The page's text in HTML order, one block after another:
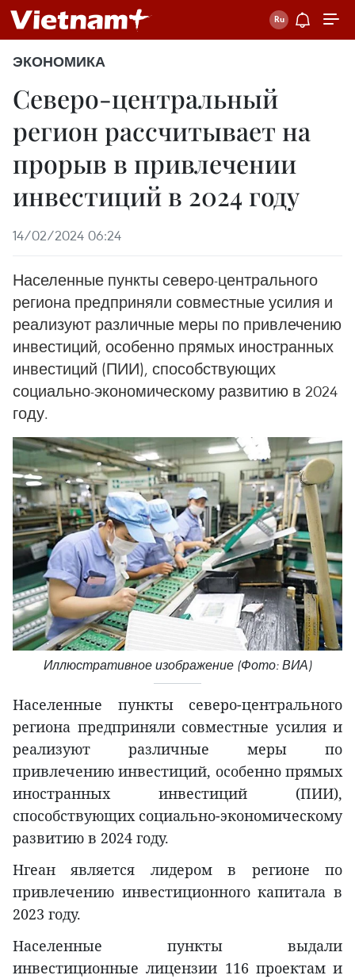
ЭКОНОМИКА
Северо-центральный
регион рассчитывает на
прорыв в привлечении
инвестиций в 2024 году
14/02/2024 06:24
Населенные пункты северо-центрального
региона предприняли совместные усилия и
реализуют различные меры по привлечению
инвестиций, особенно прямых иностранных
инвестиций (ПИИ), способствующих
социально-экономическому развитию в 2024
году.
Иллюстративное изображение (Фото: ВИА)
Населенные пункты северо-центрального
региона предприняли совместные усилия и
реализуют различные меры по
привлечению инвестиций, особенно прямых
иностранных инвестиций (ПИИ),
способствующих социально-экономическому
развитию в 2024 году.
Нгеан является лидером в регионе по
привлечению инвестиционного капитала в
2023 году.
Населенные пункты выдали
инвестиционные лицензии 116 проектам и